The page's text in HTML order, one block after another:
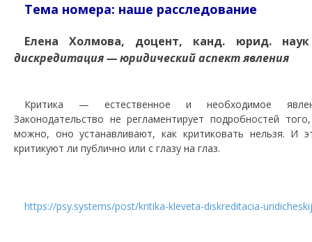
Тема номера: наше расследование
Елена Холмова, доцент, канд. юрид.
дискредитация — юридический аспект явления
Критика — естественное и необходимое
Законодательство не регламентирует подробностей
можно, оно устанавливают, как критиковать нельзя. И
критикуют ли публично или с глазу на глаз.
https://psy.systems/post/kritika-kleveta-diskreditacia-